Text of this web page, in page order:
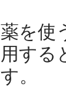
薬を使
用する
す。